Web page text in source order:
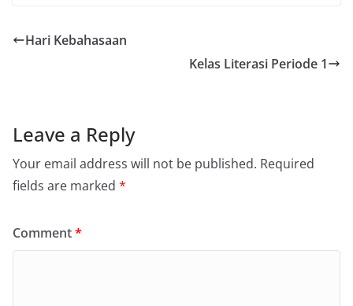
Hari Kebahasaan
Kelas Literasi Periode 1
Leave a Reply
Your email address will not be published. Required
fields are marked *
Comment*